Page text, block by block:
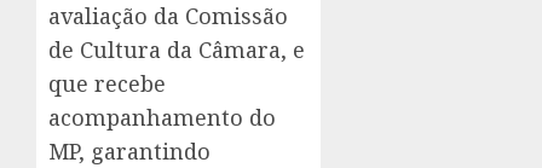
avaliação da Comissão
de Cultura da Câmara, e
que recebe
acompanhamento do
MP, garantindo